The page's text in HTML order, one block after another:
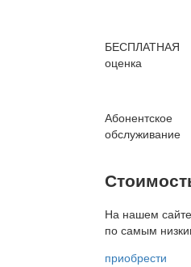
БЕСПЛАТНАЯ
оценка
Абонентское
обслуживание
На нашем
по самым
приобрести